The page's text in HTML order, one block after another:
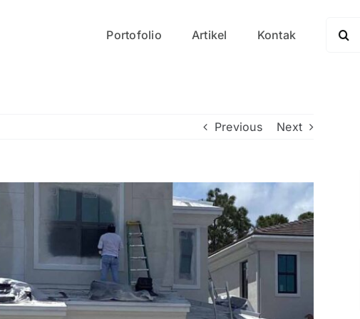
Portofolio Artikel Kontak
for:
Previous Next